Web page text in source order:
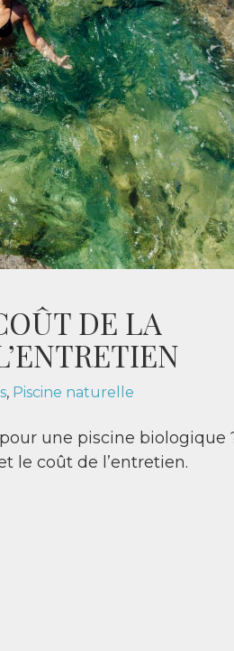
DE LA
, Piscine naturelle
une piscine biologique
le coût de l’entretien.